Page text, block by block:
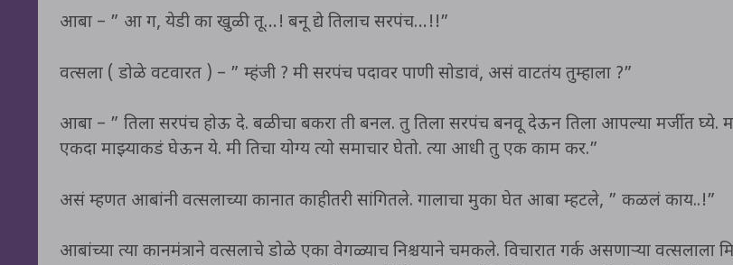
आबा – ” आ ग, येडी का खुळी तू…! बनू द्ये तिलाच सरपंच…!!”
वत्सला ( डोळे वटवारत ) – ” म्हंजी ? मी सरपंच पदावर पाणी सोडावं, असं वाटतंय तुम्हाला ?”
आबा – ” तिला सरपंच होऊ दे. बळीचा बकरा ती बनल. तु तिला सरपंच बनवू देऊन तिला आपल्या मर्जीत घ्ये.
एकदा माझ्याकडं घेऊन ये. मी तिचा योग्य त्यो समाचार घेतो. त्या आधी तु एक काम कर.”
असं म्हणत आबांनी वत्सलाच्या कानात काहीतरी सांगितले. गालाचा मुका घेत आबा म्हटले, ” कळलं काय..!”
आबांच्या त्या कानमंत्राने वत्सलाचे डोळे एका वेगळ्याच निश्चयाने चमकले. विचारात गर्क असणाऱ्या वत्सलाला